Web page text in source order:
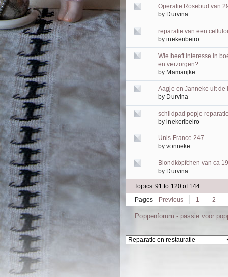
Operatie Rosebud van
by Durvina
reparatie van een
by inekeribeiro
Wie heeft interesse in
en verzorgen?
by Mamarijke
Aagje en Janneke uit de
by Durvina
schildpad popje
by inekeribeiro
Unis France 247
by vonneke
Blondköpfchen van ca
by Durvina
Topics: 91 to 120 of 144
Pages
Previous 1 2
Poppenforum - passie voor